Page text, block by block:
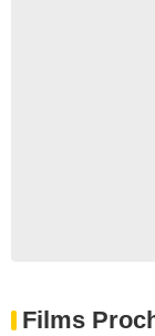
Films